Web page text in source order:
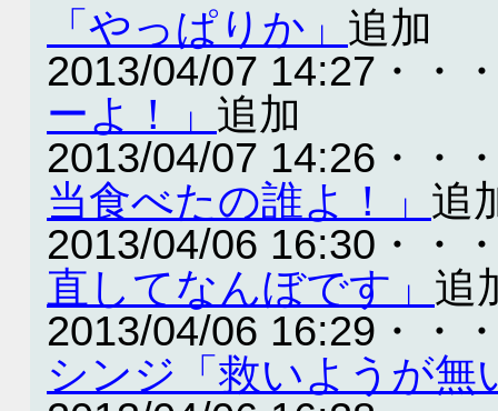
「やっぱりか」 追加
2013/04/07 14:27・・
ーよ！」 追加
2013/04/07 14:26・・
当食べたの誰よ！」 追
2013/04/06 16:30・・
直してなんぼです」 追
2013/04/06 16:29・・
シンジ「救いようが無